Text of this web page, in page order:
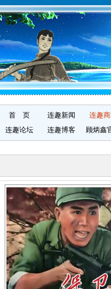
首 页 连趣新闻
连趣
连趣论坛
连趣博客 顾炳鑫